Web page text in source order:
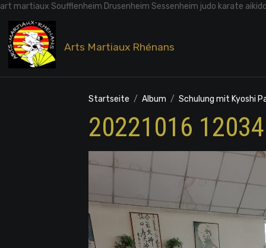
art martiaux Soufflenheim Drusenheim Sessenheim judo karate
Arts Martiaux Rhénans
Startseite Album Schulung mit Kyoshi
20221016